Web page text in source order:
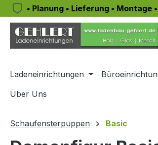
Hauptinhalt springen
Zur Suche springen
Zur Hauptnavigation springen
• Planung • Lieferung • Montage •
Ladeneinrichtungen
Über Uns
Schaufensterpuppen Basic